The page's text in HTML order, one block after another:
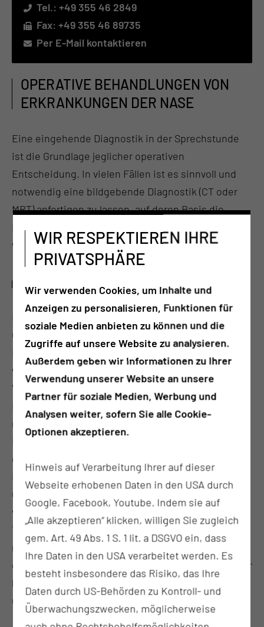
Tel.: +49 355 46 2849
Fax: +49 355 46 89735
Per E-Mail kontaktieren
OPERATIVE BEHANDLUNGEN VON
ERKRANKUNGEN DER NASE
Eine eingehende Diagnostik in der Sprechstunde
ist die Grundlage jeglicher operativen
Entscheidung. In vielen Fällen ist es sinnvoll und
notwendig eine bildgebende Diagnostik (CT oder
MRT) anfertigen zu lassen, auf deren Basis die
wird.
WIE IST DER ABLAUF DER OPERATION?
Der operative Eingriff findet in Vollnarkose statt.
Operationen an der Nasenscheidewand, den
Nasenmuscheln und den Nasennebenhöhlen
werden durch das Nasenloch, teilweise unter
Verwendung von Videoendoskopen, durchgeführt.
Eine sichtbare Narbe entsteht somit nicht. In
manchen Fällen kann es aber notwendig sein eine
Nasenbegradigung als offene Operation
durchzuführen, was eine kleine Narbe am
Nasensteg bedeutet. Die Nase ist unmittelbar nach
Operation tamponiert, um eine Nachblutung zu
verhindern. In aller Regel wird die Tamponade am 2.
Tag nach der Operation gezogen und Sie können
nach einer kurzen Wartezeit noch an diesem Tag
entlassen werden. Die Nachsorge erfolgte entweder
bei Ihrer/m HNO-Arzt / HNO-Ärztin zu Hause oder in
unserer Klinik.
WIR RESPEKTIEREN IHRE
PRIVATSPHÄRE
Wir verwenden Cookies, um Inhalte und
Anzeigen zu personalisieren, Funktionen für
soziale Medien anbieten zu können und die
Zugriffe auf unsere Website zu analysieren.
Außerdem geben wir Informationen zu Ihrer
Verwendung unserer Website an unsere
Partner für soziale Medien, Werbung und
Analysen weiter, sofern Sie alle Cookie-
Optionen akzeptieren.
Hinweis auf Verarbeitung Ihrer auf dieser
Webseite erhobenen Daten in den USA durch
Google, Facebook, Youtube. Indem sie auf
„Alle akzeptieren“ klicken, willigen Sie zugleich
gem. Art. 49 Abs. 1 S. 1 lit. a DSGVO ein, dass
Ihre Daten in den USA verarbeitet werden. Es
besteht insbesondere das Risiko, das Ihre
Daten durch US-Behörden zu Kontroll- und
Überwachungszwecken, möglicherweise